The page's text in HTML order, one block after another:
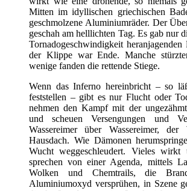
Mitten im idyllischen griechischen
geschmolzene Aluminiumräder. Der
geschah am helllichten Tag. Es gab nur
Tornadogeschwindigkeit
der Klippe war Ende. Manche
wenige fanden die rettende Stiege.
Wenn das Inferno hereinbricht – so
feststellen – gibt es nur Flucht oder
nehmen den Kampf mit der
und scheuen Versengungen und
Wassereimer über Wassereimer, der
Hausdach. Wie Dämonen
Wucht weggeschleudert. Vieles wirkt
sprechen von einer Agenda, mittels
Wolken und Chemtrails, die
Aluminiumoxyd versprühen, in Szene